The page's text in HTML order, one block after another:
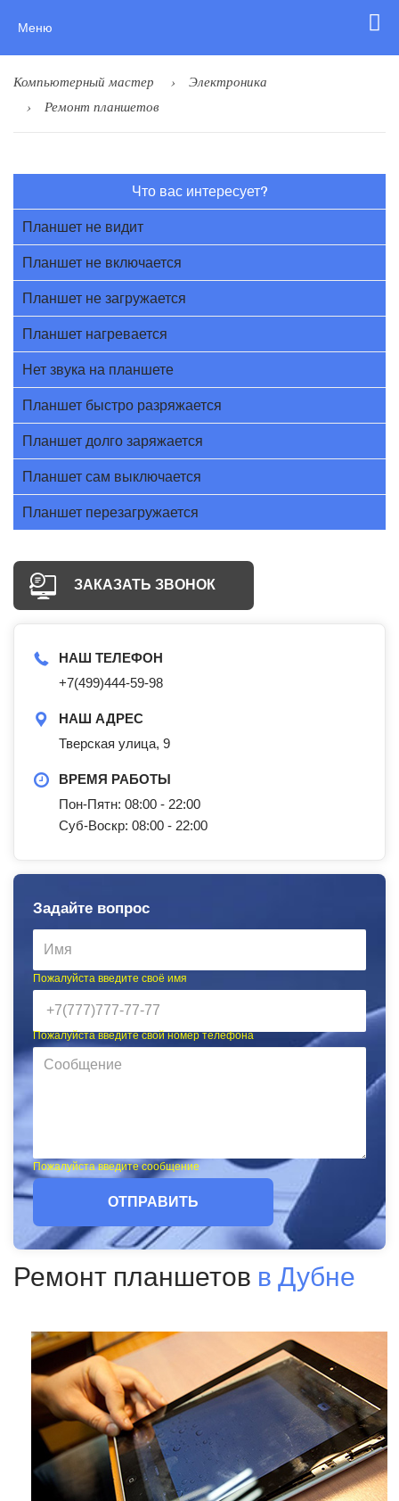
Меню
Компьютерный мастер
Электроника
Ремонт планшетов
Что вас интересует?
Планшет не видит
Планшет не включается
Планшет не загружается
Планшет нагревается
Нет звука на планшете
Планшет быстро разряжается
Планшет долго заряжается
Планшет сам выключается
Планшет перезагружается
ЗАКАЗАТЬ ЗВОНОК
НАШ ТЕЛЕФОН
+7(499)444-59-98
НАШ АДРЕС
Тверская улица, 9
ВРЕМЯ РАБОТЫ
Пон-Пятн: 08:00 - 22:00
Суб-Воскр: 08:00 - 22:00
Задайте вопрос
Пожалуйста введите своё имя
Пожалуйста введите свой номер телефона
Пожалуйста введите сообщение
ОТПРАВИТЬ
Ремонт планшетов в Дубне